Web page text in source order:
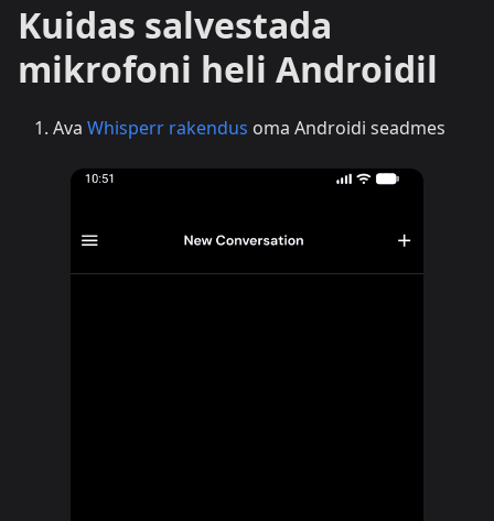
Kuidas salvestada
mikrofoni heli Androidil
Ava Whisperr rakendus oma Androidi seadmes